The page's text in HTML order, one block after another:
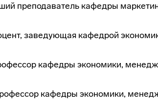
преподаватель кафедры
заведующая кафедрой
кафедры экономики,
кафедры экономики,